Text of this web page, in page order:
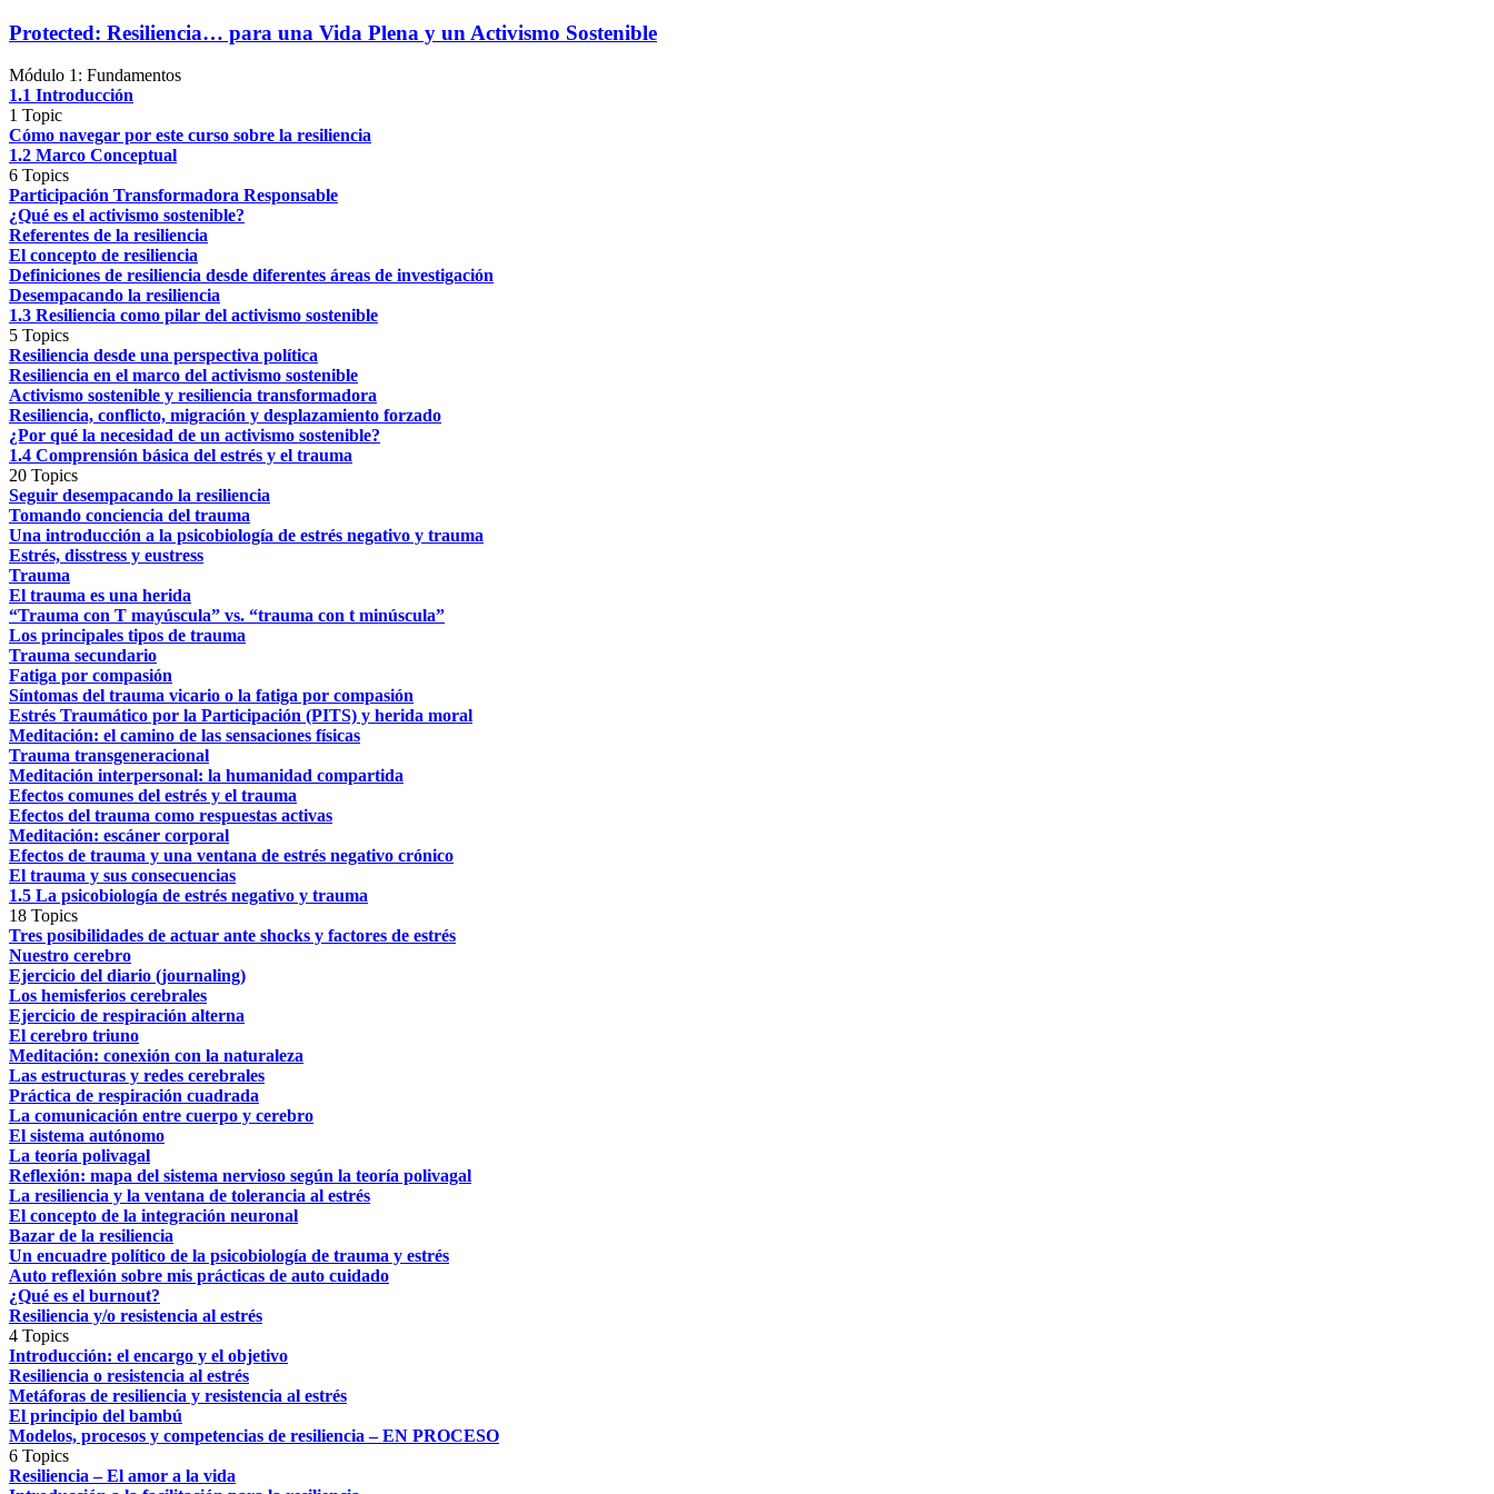
Protected: Resiliencia… para una Vida Plena y un Activismo Sostenible
Módulo 1: Fundamentos
1.1 Introducción
1 Topic
Cómo navegar por este curso sobre la resiliencia
1.2 Marco Conceptual
6 Topics
Participación Transformadora Responsable
¿Qué es el activismo sostenible?
Referentes de la resiliencia
El concepto de resiliencia
Definiciones de resiliencia desde diferentes áreas de investigación
Desempacando la resiliencia
1.3 Resiliencia como pilar del activismo sostenible
5 Topics
Resiliencia desde una perspectiva política
Resiliencia en el marco del activismo sostenible
Activismo sostenible y resiliencia transformadora
Resiliencia, conflicto, migración y desplazamiento forzado
¿Por qué la necesidad de un activismo sostenible?
1.4 Comprensión básica del estrés y el trauma
20 Topics
Seguir desempacando la resiliencia
Tomando conciencia del trauma
Una introducción a la psicobiología de estrés negativo y trauma
Estrés, disstress y eustress
Trauma
El trauma es una herida
“Trauma con T mayúscula” vs. “trauma con t minúscula”
Los principales tipos de trauma
Trauma secundario
Fatiga por compasión
Síntomas del trauma vicario o la fatiga por compasión
Estrés Traumático por la Participación (PITS) y herida moral
Meditación: el camino de las sensaciones físicas
Trauma transgeneracional
Meditación interpersonal: la humanidad compartida
Efectos comunes del estrés y el trauma
Efectos del trauma como respuestas activas
Meditación: escáner corporal
Efectos de trauma y una ventana de estrés negativo crónico
El trauma y sus consecuencias
1.5 La psicobiología de estrés negativo y trauma
18 Topics
Tres posibilidades de actuar ante shocks y factores de estrés
Nuestro cerebro
Ejercicio del diario (journaling)
Los hemisferios cerebrales
Ejercicio de respiración alterna
El cerebro triuno
Meditación: conexión con la naturaleza
Las estructuras y redes cerebrales
Práctica de respiración cuadrada
La comunicación entre cuerpo y cerebro
El sistema autónomo
La teoría polivagal
Reflexión: mapa del sistema nervioso según la teoría polivagal
La resiliencia y la ventana de tolerancia al estrés
El concepto de la integración neuronal
Bazar de la resiliencia
Un encuadre político de la psicobiología de trauma y estrés
Auto reflexión sobre mis prácticas de auto cuidado
¿Qué es el burnout?
Resiliencia y/o resistencia al estrés
4 Topics
Introducción: el encargo y el objetivo
Resiliencia o resistencia al estrés
Metáforas de resiliencia y resistencia al estrés
El principio del bambú
Modelos, procesos y competencias de resiliencia – EN PROCESO
6 Topics
Resiliencia – El amor a la vida